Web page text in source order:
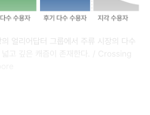
얼리어답터 그룹에서 주류 시장의 다수
넓고 깊은 캐즘이 존재한다. / Crossing